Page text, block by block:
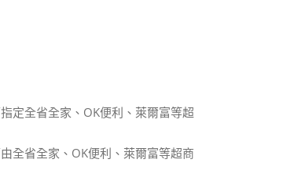
定全省全家、OK便利、萊爾富等超
全省全家、OK便利、萊爾富等超商